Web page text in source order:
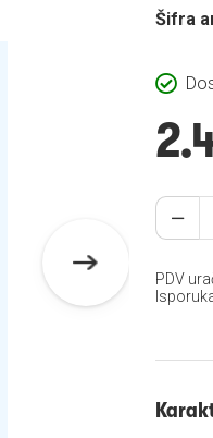
Šifra
PDV